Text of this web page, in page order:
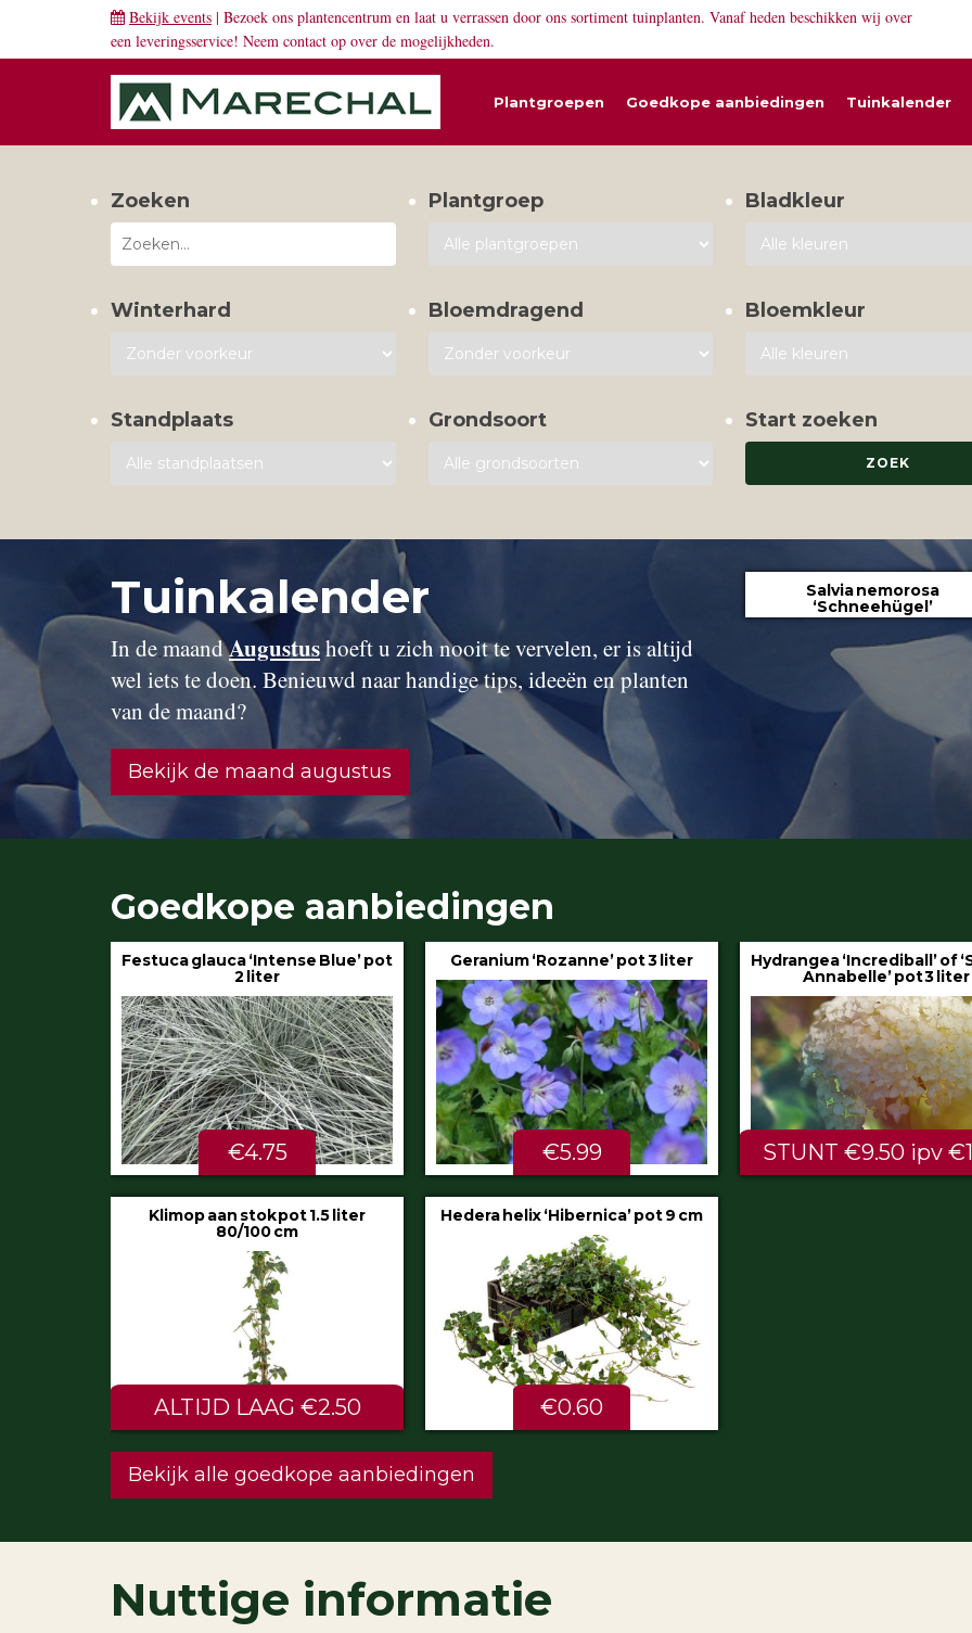
Bekijk events | Bezoek ons plantencentrum en laat u verrassen door ons sortiment tuinplanten. Vanaf heden beschikken wij over
een leveringsservice! Neem contact op over de mogelijkheden.
Plantgroepen Goedkope aanbiedingen Tuinkalender
Zoeken Plantgroep Bladkleur
Winterhard Bloemdragend Bloemkleur
Standplaats Grondsoort Start zoeken
Tuinkalender
In de maandAugustushoeft u zich nooit te vervelen, er is altijd
wel iets te doen. Benieuwd naar handige tips, ideeën en planten
van de maand?
Bekijk de maand augustus
Salvia nemorosa
‘Schneehügel’
Goedkope aanbiedingen
Geranium ‘Rozanne’ pot 3 liter
€5.99
Hydrangea ‘Incrediball’ of ‘Strong
Annabelle’ pot 3 liter
STUNT €9.50 ipv €11.99
Klimop aan stok pot 1.5
80/100 cm
ALTIJD LAAG
Hedera helix ‘Hibernica’ pot 9 cm
€0.60
Festuca glauca ‘Intense Blue’ pot
2 liter
€4.75
Bekijk alle goedkope aanbiedingen
Nuttige informatie